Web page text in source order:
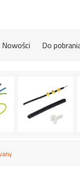
Nowości Do